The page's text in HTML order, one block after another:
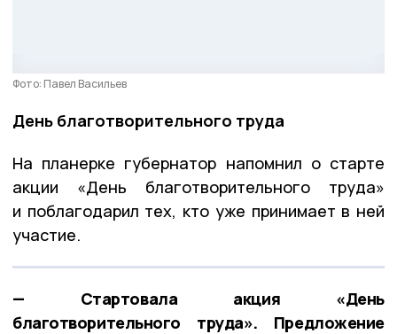
Фото: Павел Васильев
День благотворительного труда
На планерке губернатор напомнил о старте
акции «День благотворительного труда»
и поблагодарил тех, кто уже принимает в ней
участие.
— Стартовала акция «День
благотворительного труда». Предложение